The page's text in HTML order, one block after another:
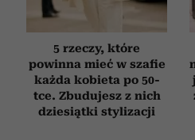
5 rzeczy, które
powinna mieć w szafie
każda kobieta po 50-
tce. Zbudujesz z nich
dziesiątki stylizacji